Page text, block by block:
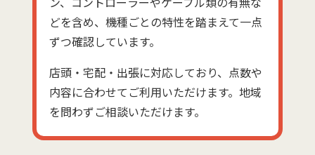
ン、コントローラーやケーブル類の有無な
どを含め、機種ごとの特性を踏まえて一点
ずつ確認しています。
店頭・宅配・出張に対応しており、点数や
内容に合わせてご利用いただけます。地域
を問わずご相談いただけます。